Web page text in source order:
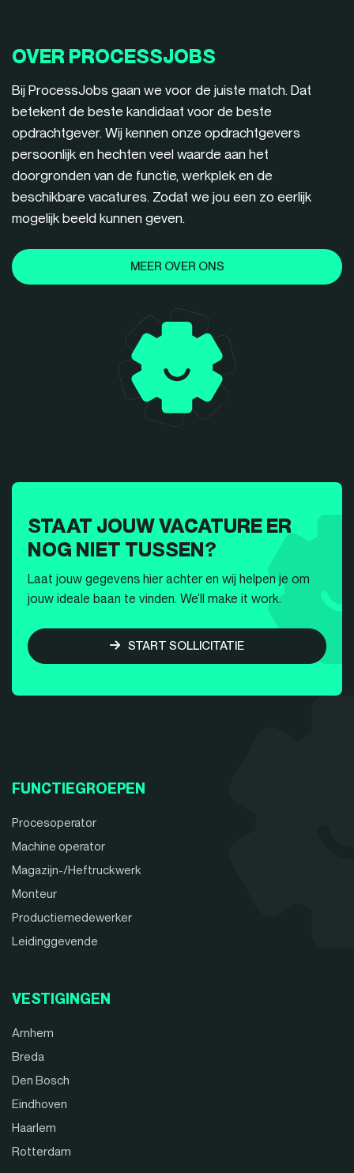
OVER PROCESSJOBS
Bij ProcessJobs gaan we voor de juiste match. Dat
betekent de beste kandidaat voor de beste
opdrachtgever. Wij kennen onze opdrachtgevers
persoonlijk en hechten veel waarde aan het
doorgronden van de functie, werkplek en de
beschikbare vacatures. Zodat we jou een zo eerlijk
mogelijk beeld kunnen geven.
MEER OVER ONS
STAAT JOUW VACATURE ER
NOG NIET TUSSEN?
Laat jouw gegevens hier achter en wij helpen je om
jouw ideale baan te vinden. We’ll make it work.
START SOLLICITATIE
FUNCTIEGROEPEN
Procesoperator
Machine operator
Magazijn-/Heftruckwerk
Monteur
Productiemedewerker
Leidinggevende
VESTIGINGEN
Arnhem
Breda
Den Bosch
Eindhoven
Haarlem
Rotterdam